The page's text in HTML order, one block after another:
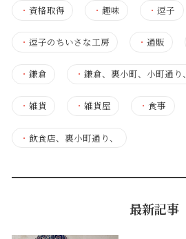
・ 資格取得 ・趣味 ・逗子
・ 逗子のちいさな工房 ・通販
・ 鎌倉 ・鎌倉、裏小町、小町通り、
・ 雑貨 ・雑貨屋 ・食事
・ 飲食店、裏小町通り、
最新記事